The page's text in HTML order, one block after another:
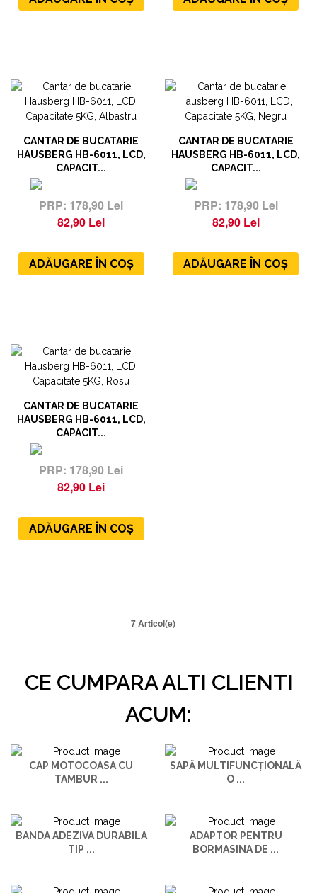
CANTAR DE BUCATARIE
HAUSBERG HB-6011, LCD,
CAPACIT...
178,90 Lei
82,90 Lei
ADĂUGARE ÎN COȘ
CANTAR DE BUCATARIE
HAUSBERG HB-6011, LCD,
CAPACIT...
178,90 Lei
82,90 Lei
ADĂUGARE ÎN COȘ
CANTAR DE BUCATARIE
HAUSBERG HB-6011, LCD,
CAPACIT...
178,90 Lei
82,90 Lei
ADĂUGARE ÎN COȘ
7 Articol(e)
CE CUMPARA ALTI CLIENTI
ACUM:
CAP MOTOCOASA CU
TAMBUR ...
SAPĂ MULTIFUNCȚIONALĂ
O ...
BANDA ADEZIVA DURABILA
TIP ...
ADAPTOR PENTRU
BORMASINA DE ...